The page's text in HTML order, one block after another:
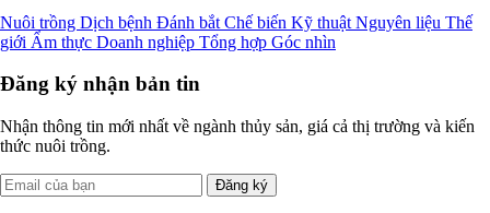
Nuôi trồng Dịch bệnh Đánh bắt Chế biến Kỹ thuật Nguyên liệu Thế
giới Ẩm thực Doanh nghiệp Tổng hợp Góc nhìn
Đăng ký nhận bản tin
Nhận thông tin mới nhất về ngành thủy sản, giá cả thị trường và kiến
thức nuôi trồng.
Đăng ký